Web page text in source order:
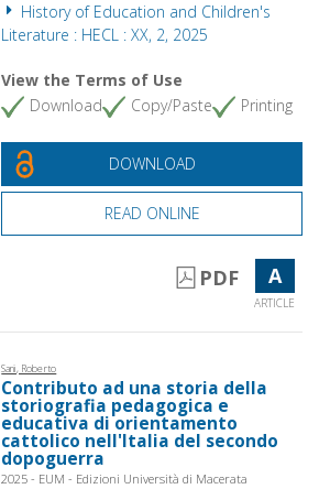
History of Education and Children's
Literature : HECL : XX, 2, 2025
View the Terms of Use
Download
Copy/Paste Printing
DOWNLOAD
READ ONLINE
PDF A
ARTICLE
Sani, Roberto
Contributo ad una storia della
storiografia pedagogica e
educativa di orientamento
cattolico nell'Italia del secondo
dopoguerra
2025 - EUM - Edizioni Università di Macerata